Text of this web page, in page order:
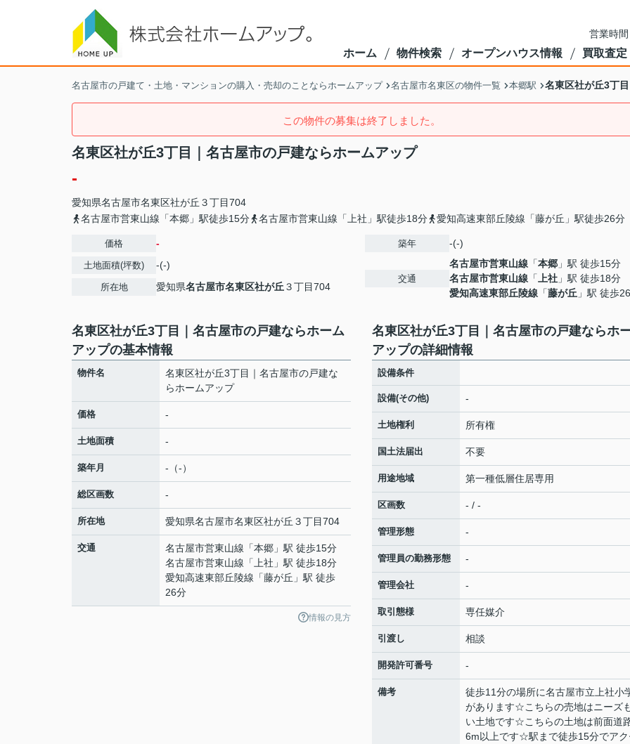
営業時
ホーム 物件検索 オープンハウス情報 買取査定
名古屋市の戸建て・土地・マンションの購入・売却のことならホームアップ 名古屋市名東区の物件一覧 本郷駅 名東区社が丘3丁
この物件の募集は終了しました。
名東区社が丘3丁目｜名古屋市の戸建ならホームアップ
-
愛知県名古屋市名東区社が丘 ３丁目704
名古屋市営東山線「本郷」駅徒歩15分
名古屋市営東山線「上社」駅徒歩18分 愛知高速東部丘陵線「藤が丘」駅徒歩26分
価格 -
土地面積(坪数) -(-)
所在地 愛知県名古屋市名東区社が丘 ３丁目704
築年 -(-)
交通
名古屋市営東山線 「本郷 」駅 徒歩15分
名古屋市営東山線 「 上社 」駅 徒歩18分
愛知高速東部丘陵線 「藤が丘 」駅 徒歩
名東区社が丘3丁目｜名古屋市の戸建ならホーム
アップの基本情報
物件名
名東区社が丘3丁目｜名古屋市の戸建な
らホームアップ
価格 -
土地面積 -
築年月 -（-）
総区画数 -
所在地 愛知県名古屋市名東区社が丘 ３丁目704
交通 名古屋市営東山線 「本郷 」駅 徒歩15分
名古屋市営東山線 「 上社 」駅 徒歩18分
愛知高速東部丘陵線 「藤が丘 」駅 徒歩
26分
情報の見方
名東区社が丘3丁目｜名古屋市の戸建ならホ
アップの詳細情報
設備条件
設備(その他) -
土地権利 所有権
国土法届出 不要
用途地域 第一種低層住居専用
区画数 - / -
管理形態 -
管理員の勤務形態 -
管理会社 -
取引態様 専任媒介
引渡し 相談
開発許可番号 -
備考
徒歩11分の場所に名古屋市立上社小
があります☆こちらの売地はニーズ
い土地です☆こちらの土地は前面道
6m以上です☆駅まで徒歩15分でア